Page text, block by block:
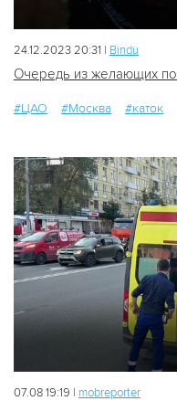
24.12.2023 20:31 | Bindu
Очередь из желающих
#ЦАО #Москва #каток
07.08 19:19 | mobreporter